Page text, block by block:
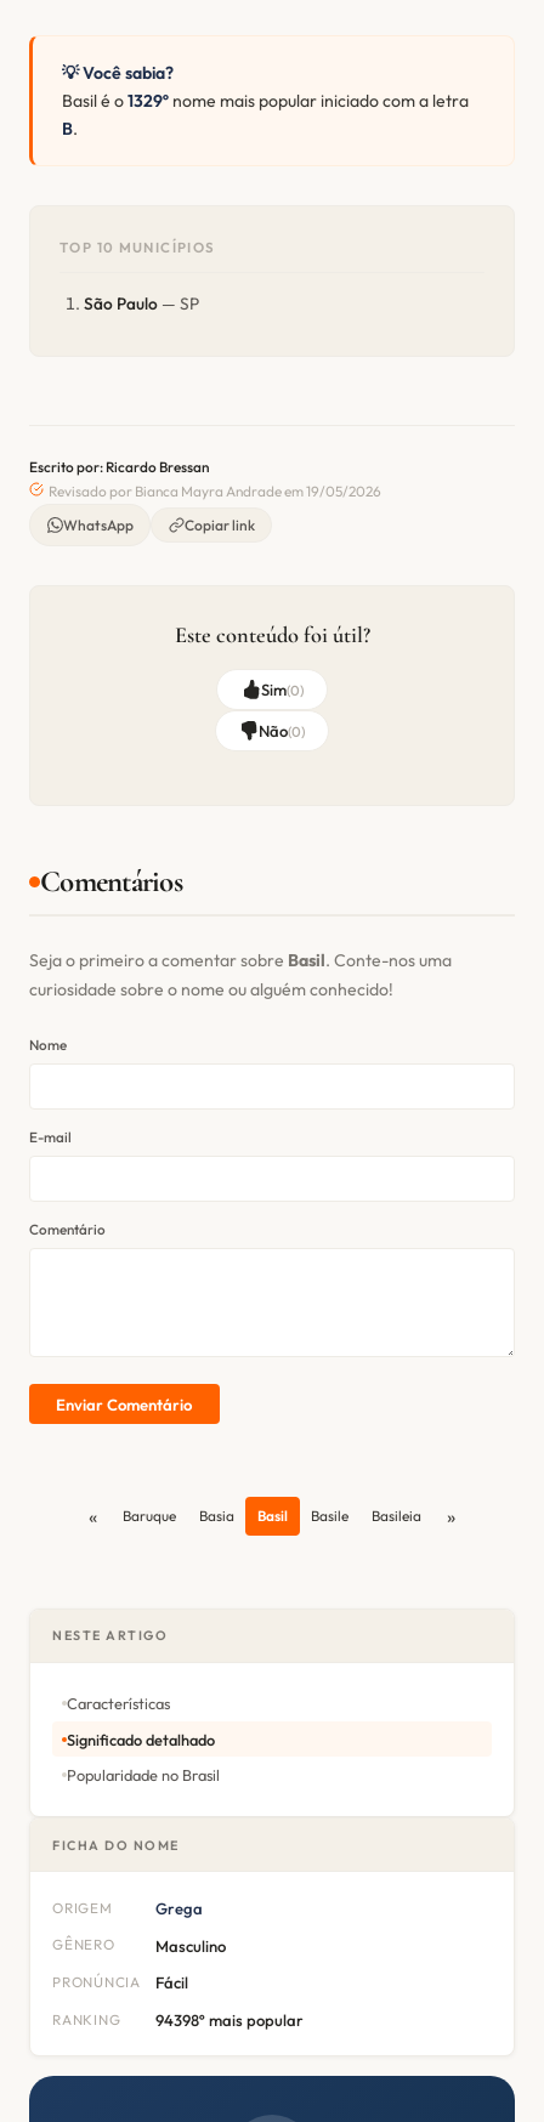
💡 Você sabia?
Basil é o1329º nome mais popular iniciado com a letra
B.
TOP 10 MUNICÍPIOS
São Paulo — SP
Escrito por: Ricardo Bressan
Revisado por Bianca Mayra Andrade em 19/05/2026
WhatsApp
Copiar link
Este conteúdo foi útil?
Sim(0)
Não(0)
Comentários
Seja o primeiro a comentar sobre Basil. Conte-nos uma
curiosidade sobre o nome ou alguém conhecido!
Nome
E-mail
Comentário
Enviar Comentário
« Baruque Basia Basil Basile Basileia »
NESTE ARTIGO
Características
Significado detalhado
Popularidade no Brasil
FICHA DO NOME
ORIGEM Grega
GÊNERO Masculino
PRONÚNCIA Fácil
RANKING 94398º mais popular